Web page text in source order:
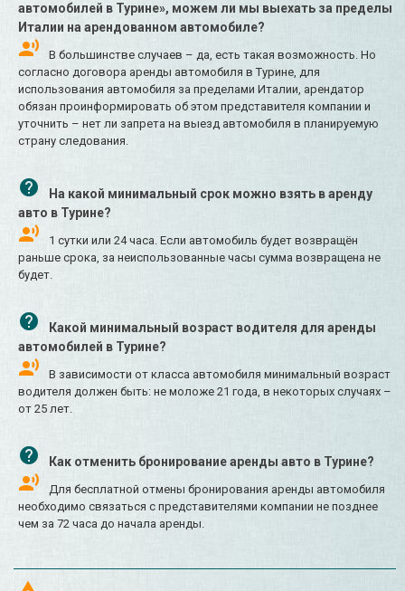
автомобилей в Турине», можем ли мы выехать за пределы
Италии на арендованном автомобиле?
В большинстве случаев – да, есть такая возможность. Но
согласно договора аренды автомобиля в Турине, для
использования автомобиля за пределами Италии, арендатор
обязан проинформировать об этом представителя компании и
уточнить – нет ли запрета на выезд автомобиля в планируемую
страну следования.
На какой минимальный срок можно взять в аренду
авто в Турине?
1 сутки или 24 часа. Если автомобиль будет возвращён
раньше срока, за неиспользованные часы сумма возвращена не
будет.
Какой минимальный возраст водителя для аренды
автомобилей в Турине?
В зависимости от класса автомобиля минимальный возраст
водителя должен быть: не моложе 21 года, в некоторых случаях –
от 25 лет.
Как отменить бронирование аренды авто в Турине?
Для бесплатной отмены бронирования аренды автомобиля
необходимо связаться с представителями компании не позднее
чем за 72 часа до начала аренды.